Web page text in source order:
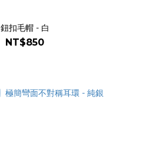
鈕扣毛帽 - 白
NT$850